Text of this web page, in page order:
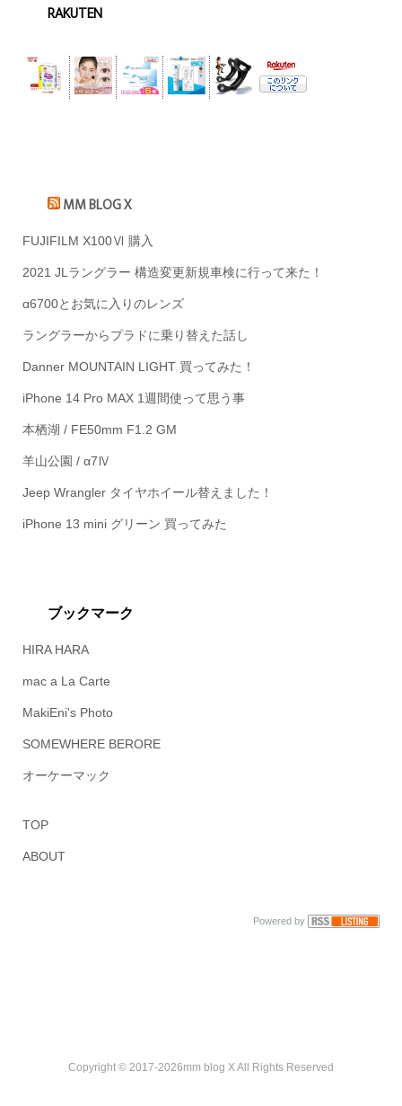
RAKUTEN
MM BLOG X
FUJIFILM X100Ⅵ 購入
2021 JLラングラー 構造変更新規車検に行って来た！
α6700とお気に入りのレンズ
ラングラーからプラドに乗り替えた話し
Danner MOUNTAIN LIGHT 買ってみた！
iPhone 14 Pro MAX 1週間使って思う事
本栖湖 / FE50mm F1.2 GM
羊山公園 / α7Ⅳ
Jeep Wrangler タイヤホイール替えました！
iPhone 13 mini グリーン 買ってみた
ブックマーク
HIRA HARA
mac a La Carte
MakiEni's Photo
SOMEWHERE BERORE
オーケーマック
TOP
ABOUT
Powered by
Copyright © 2017-2026mm blog X All Rights Reserved